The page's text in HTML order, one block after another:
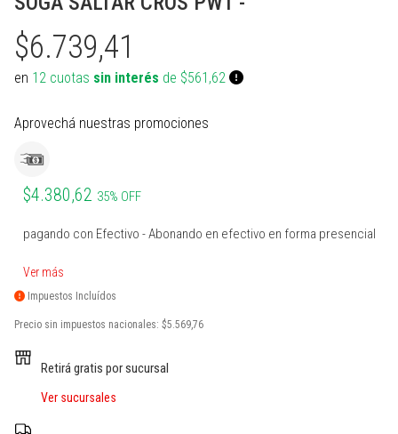
PROTECCIONES BOXEO
ACCESORIOS BOXEO
PERA Y CIELO Y TIERRA
INDUMENTARIA BOXEO
RING DE BOXEO
SUPLEMENTOS NATURALES
COMBOS
Ver todos
INDUMENTARIA TERMICA
PILATES Y YOGA
REHABILITACION
OTROS ACCESORIOS
Ver todos
MARCACION Y COORDINACION
BOSU Y MINI BOSUS |
PROPOCIOCEPCION
PESAS RUSAS
STRAPS Y CINTURON RUSO
CALLERAS GUANTES Y
PROTECCIONES
TENIS DE MESA
VOLEY
BOLSOS PORTA PELOTAS
PADDLE
BOLSOS Y MOCHILAS
RUGBY Y FUTBOL AMERICANO
INFLADORES Y SILBATOS
INDUMENTARIA Y MEDIAS
$6.739,41
en 12 cuotas sin interés de $561,62
Aprovechá nuestras promociones
$4.380,62 35% OFF
pagando con Efectivo - Abonando en efectivo en forma presencial
Ver más
Impuestos Incluídos
Precio sin impuestos nacionales: $5.569,76
Retirá gratis por sucursal
Ver sucursales